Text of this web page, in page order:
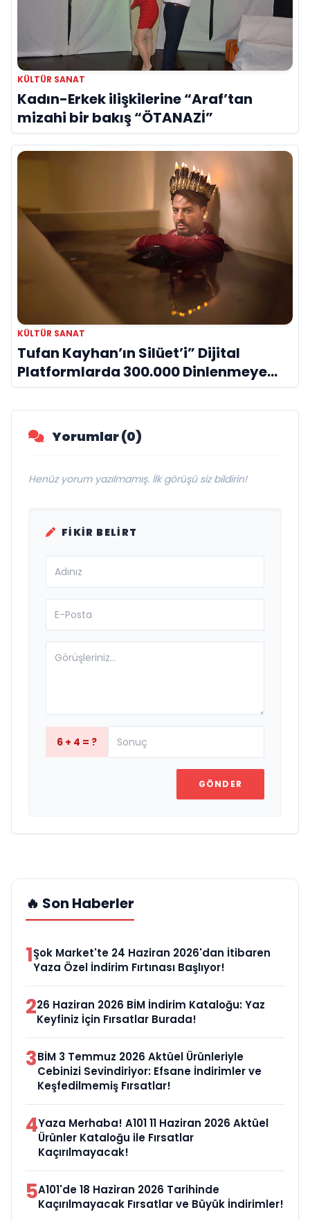
KÜLTÜR SANAT
Kadın-Erkek ilişkilerine “Araf’tan
mizahi bir bakış “ÖTANAZİ”
KÜLTÜR SANAT
Tufan Kayhan’ın Silüet’i” Dijital
Platformlarda 300.000 Dinlenmeye
Ulaştı
Yorumlar (0)
Henüz yorum yazılmamış. İlk görüşü siz bildirin!
FIKIR BELIRT
6 + 4 = ?
GÖNDER
🔥 Son Haberler
1Şok Market'te 24 Haziran 2026'dan İtibaren
Yaza Özel İndirim Fırtınası Başlıyor!
226 Haziran 2026 BİM İndirim Kataloğu: Yaz
Keyfiniz İçin Fırsatlar Burada!
3BİM 3 Temmuz 2026 Aktüel Ürünleriyle
Cebinizi Sevindiriyor: Efsane İndirimler ve
Keşfedilmemiş Fırsatlar!
4Yaza Merhaba! A101 11 Haziran 2026 Aktüel
Ürünler Kataloğu ile Fırsatlar
Kaçırılmayacak!
5A101'de 18 Haziran 2026 Tarihinde
Kaçırılmayacak Fırsatlar ve Büyük İndirimler!